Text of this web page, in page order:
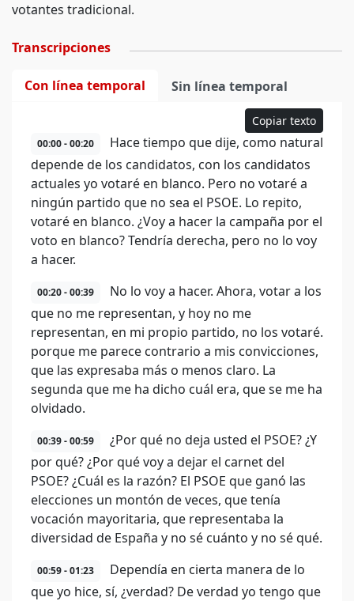
votantes tradicional.
Transcripciones
Con línea temporal Sin línea temporal
Copiar texto
00:00 - 00:20
Hace tiempo que dije, como natural
depende de los candidatos, con los candidatos
actuales yo votaré en blanco. Pero no votaré a
ningún partido que no sea el PSOE. Lo repito,
votaré en blanco. ¿Voy a hacer la campaña por el
voto en blanco? Tendría derecha, pero no lo voy
a hacer.
00:20 - 00:39
No lo voy a hacer. Ahora, votar a los
que no me representan, y hoy no me
representan, en mi propio partido, no los votaré.
porque me parece contrario a mis convicciones,
que las expresaba más o menos claro. La
segunda que me ha dicho cuál era, que se me ha
olvidado.
00:39 - 00:59
¿Por qué no deja usted el PSOE? ¿Y
por qué? ¿Por qué voy a dejar el carnet del
PSOE? ¿Cuál es la razón? El PSOE que ganó las
elecciones un montón de veces, que tenía
vocación mayoritaria, que representaba la
diversidad de España y no sé cuánto y no sé qué.
00:59 - 01:23
Dependía en cierta manera de lo
que yo hice, sí, ¿verdad? De verdad yo tengo que